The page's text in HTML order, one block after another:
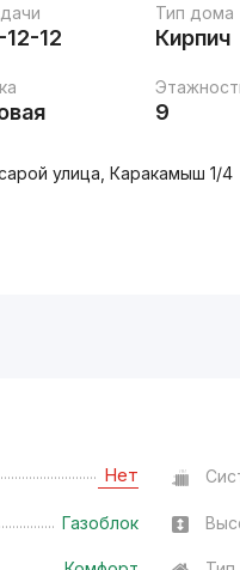
12
Тип дома
Кирпич
9
улица, Каракамыш 1/4
Нет
Газоблок